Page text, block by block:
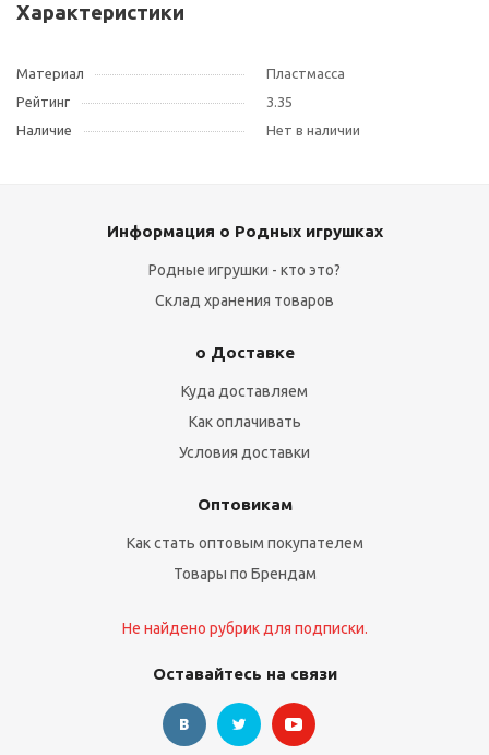
Характеристики
Материал
Пластмасса
Рейтинг
3.35
Наличие
Нет в наличии
Информация о Родных игрушках
Родные игрушки - кто это?
Склад хранения товаров
о Доставке
Куда доставляем
Как оплачивать
Условия доставки
Оптовикам
Как стать оптовым покупателем
Товары по Брендам
Не найдено рубрик для подписки.
Оставайтесь на связи